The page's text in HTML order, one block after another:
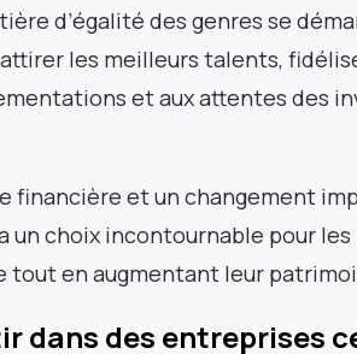
d’égalité des genres se
les meilleurs talents,
et aux attentes des
financière et un changement
un choix incontournable pour
en augmentant leur
dans des entreprises